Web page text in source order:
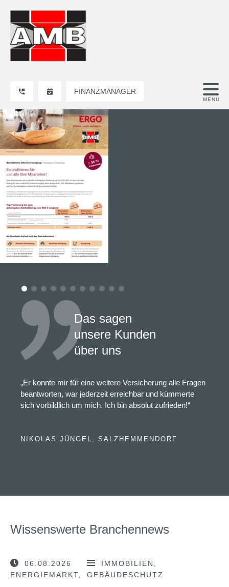
FINANZMANAGER
Das sagen
unsere Kunden
über uns
„Er konnte mir für eine weitere Versicherung alle Fragen
beantworten, war jederzeit erreichbar und kümmerte
sich vorbildlich um mich. Ich bin absolut zufrieden!“
NIKOLAS JÜNGEL, SALZHEMMENDORF
Wissenswerte Branchennews
06.08.2026
IMMOBILIEN
ENERGIEMARKT
GEBÄUDESCHUTZ